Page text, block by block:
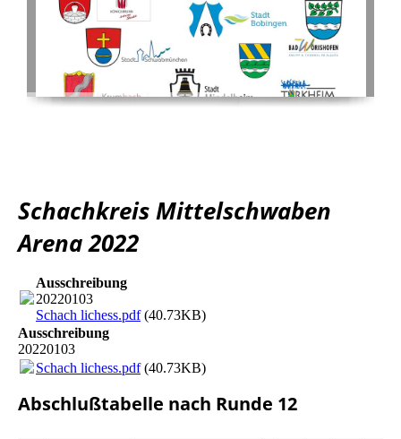
Schachkreis Mittelschwaben
Arena 2022
Ausschreibung
20220103
Schach lichess.pdf(40.73KB)
Ausschreibung
20220103
Schach lichess.pdf(40.73KB)
Abschlußtabelle nach Runde 12